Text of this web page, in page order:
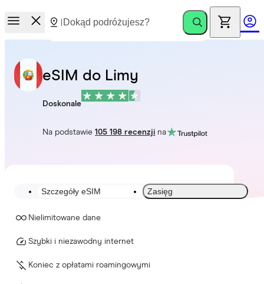
eSIM do Limy
Doskonale
Na podstawie105 198 recenzji na
Szczegóły eSIM Zasięg
Nielimitowane dane
Szybki i niezawodny internet
Koniec z opłatami roamingowymi